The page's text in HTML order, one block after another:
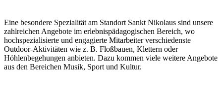
Eine besondere Spezialität am Standort Sankt Nikolaus sind unsere
zahlreichen Angebote im erlebnispädagogischen Bereich, wo
hochspezialisierte und engagierte Mitarbeiter verschiedenste
Outdoor-Aktivitäten wie z. B. Floßbauen, Klettern oder
Höhlenbegehungen anbieten. Dazu kommen viele weitere Angebote
aus den Bereichen Musik, Sport und Kultur.